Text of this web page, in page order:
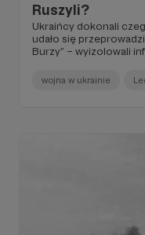
Ruszyli?
Ukraińcy dokonali
udało się
Burzy” – wyizolowali
wojna w ukrainie